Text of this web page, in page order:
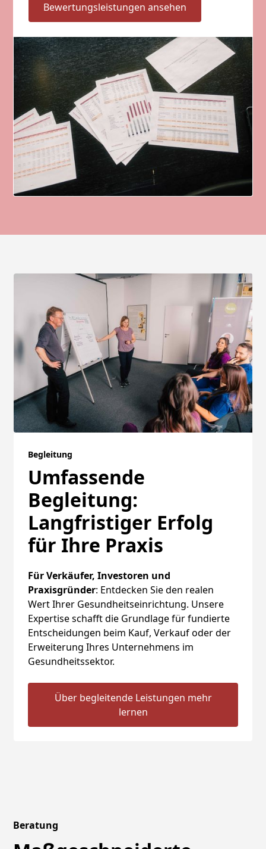
Bewertungsleistungen ansehen
Begleitung
Umfassende
Begleitung:
Langfristiger Erfolg
für Ihre Praxis
Für Verkäufer, Investoren und
Praxisgründer: Entdecken Sie den realen
Wert Ihrer Gesundheitseinrichtung. Unsere
Expertise schafft die Grundlage für fundierte
Entscheidungen beim Kauf, Verkauf oder der
Erweiterung Ihres Unternehmens im
Gesundheitssektor.
Über begleitende Leistungen mehr
lernen
Beratung